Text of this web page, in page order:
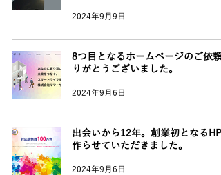
2024年9月9日
8つ目となるホームページのご依頼
りがとうございました。
2024年9月6日
出会いから12年。創業初となるHP
作らせていただきました。
2024年9月6日